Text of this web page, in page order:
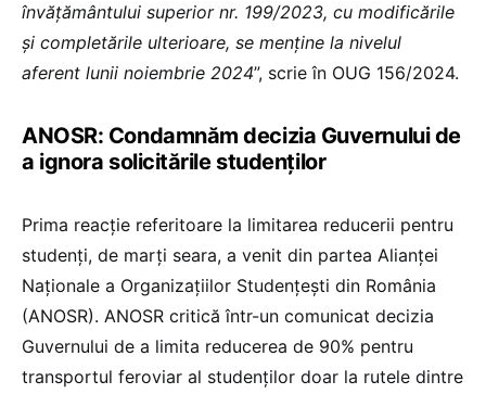
învățământului superior nr. 199/2023, cu modificările
și completările ulterioare, se menține la nivelul
aferent lunii noiembrie 2024”, scrie în OUG 156/2024.
ANOSR: Condamnăm decizia Guvernului de
a ignora solicitările studenților
Prima reacție referitoare la limitarea reducerii pentru
studenți, de marți seara, a venit din partea Alianței
Naționale a Organizațiilor Studențești din România
(ANOSR). ANOSR critică într-un comunicat decizia
Guvernului de a limita reducerea de 90% pentru
transportul feroviar al studenților doar la rutele dintre